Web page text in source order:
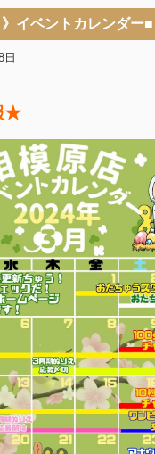
イベントカレンダー■
日
★